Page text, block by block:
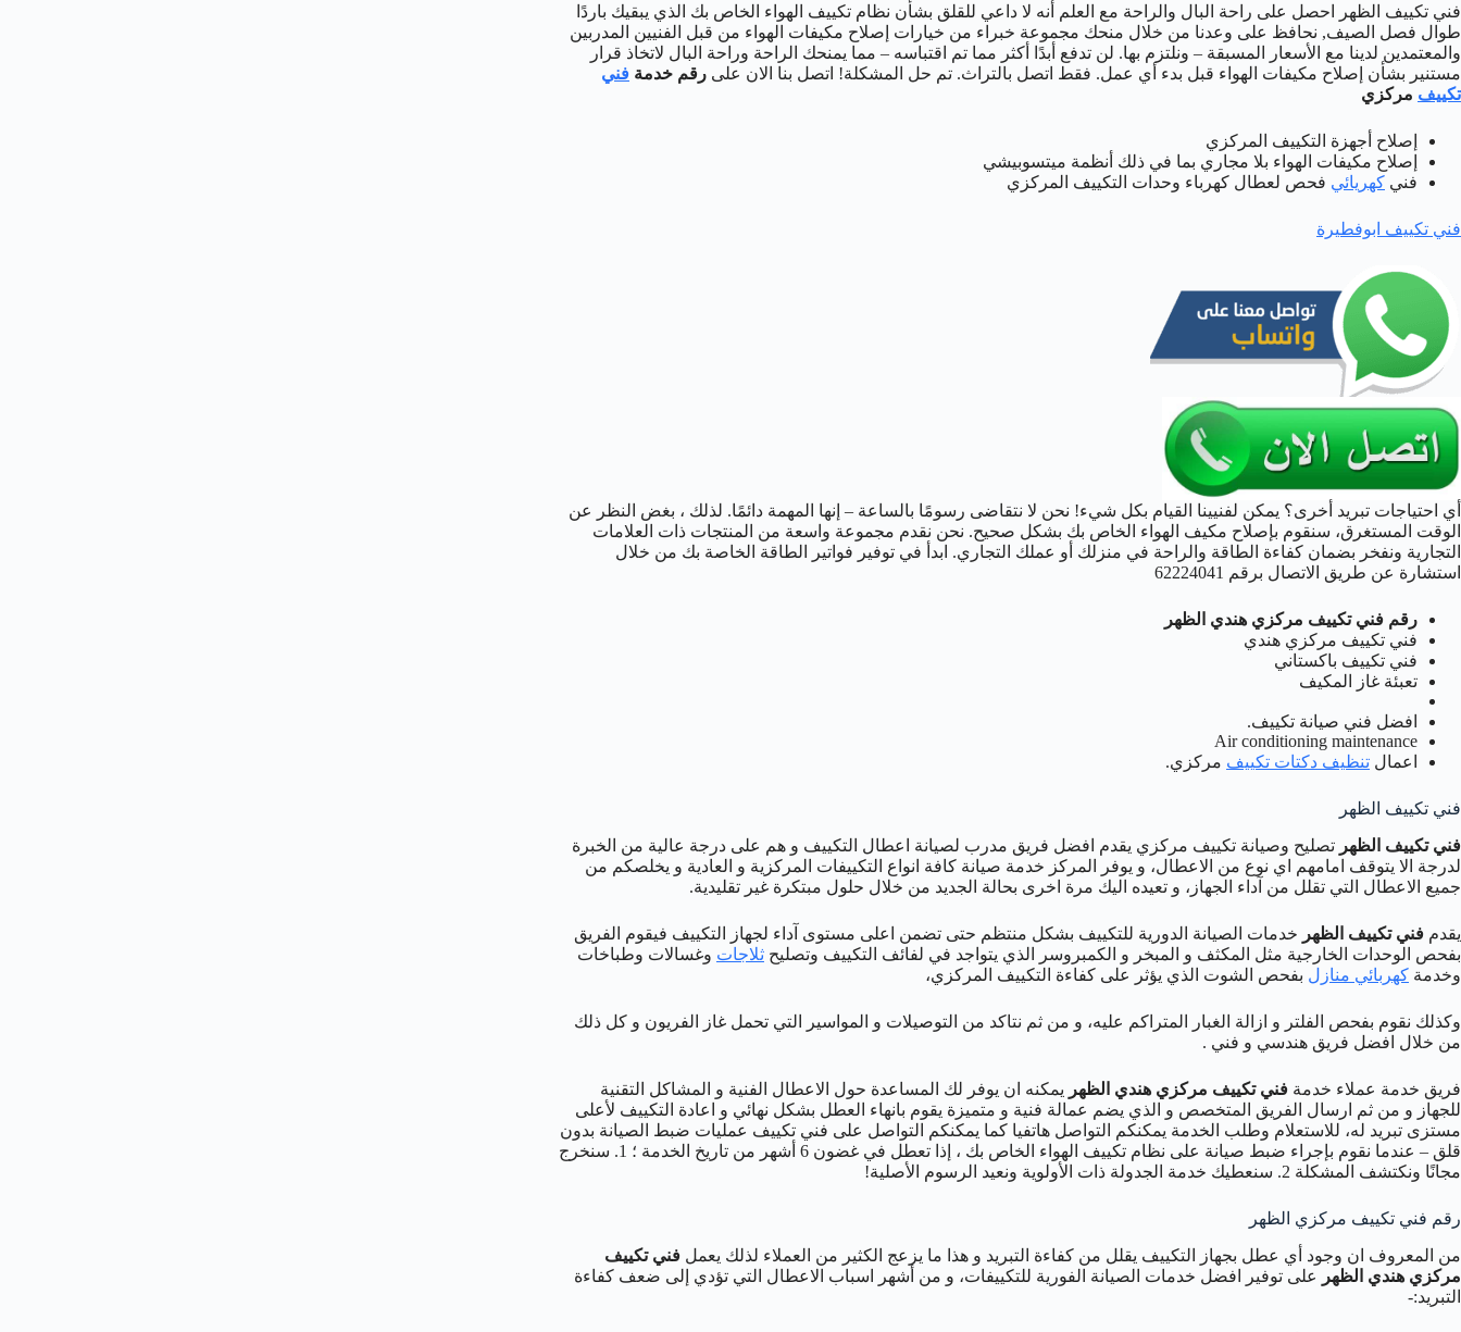
فني تكييف الظهر احصل على راحة البال والراحة مع العلم أنه لا داعي للقلق بشأن نظام تكييف الهواء الخاص بك الذي يبقيك باردًا
طوال فصل الصيف, نحافظ على وعدنا من خلال منحك مجموعة خبراء من خيارات إصلاح مكيفات الهواء من قبل الفنيين المدربين
والمعتمدين لدينا مع الأسعار المسبقة – ونلتزم بها. لن تدفع أبدًا أكثر مما تم اقتباسه – مما يمنحك الراحة وراحة البال لاتخاذ قرار
مستنير بشأن إصلاح مكيفات الهواء قبل بدء أي عمل. فقط اتصل بالتراث. تم حل المشكلة! اتصل بنا الان على رقم خدمة فني
تكييف مركزي
إصلاح أجهزة التكييف المركزي
إصلاح مكيفات الهواء بلا مجاري بما في ذلك أنظمة ميتسوبيشي
فني كهريائي فحص لعطال كهرباء وحدات التكييف المركزي
فني تكييف ابوفطيرة
أي احتياجات تبريد أخرى؟ يمكن لفنيينا القيام بكل شيء! نحن لا نتقاضى رسومًا بالساعة – إنها المهمة دائمًا. لذلك ، بغض النظر عن
الوقت المستغرق، سنقوم بإصلاح مكيف الهواء الخاص بك بشكل صحيح. نحن نقدم مجموعة واسعة من المنتجات ذات العلامات
التجارية ونفخر بضمان كفاءة الطاقة والراحة في منزلك أو عملك التجاري. ابدأ في توفير فواتير الطاقة الخاصة بك من خلال
استشارة عن طريق الاتصال برقم 62224041
رقم فني تكييف مركزي هندي الظهر
فني تكييف مركزي هندي
فني تكييف باكستاني
تعبئة غاز المكيف
افضل فني صيانة تكييف.
Air conditioning maintenance
اعمال تنظيف دكتات تكييف مركزي.
فني تكييف الظهر
فني تكييف الظهر تصليح وصيانة تكييف مركزي يقدم افضل فريق مدرب لصيانة اعطال التكييف و هم على درجة عالية من الخبرة
لدرجة الا يتوقف امامهم اي نوع من الاعطال، و يوفر المركز خدمة صيانة كافة انواع التكييفات المركزية و العادية و يخلصكم من
جميع الاعطال التي تقلل من آداء الجهاز، و تعيده اليك مرة اخرى بحالة الجديد من خلال حلول مبتكرة غير تقليدية.
يقدم فني تكييف الظهر خدمات الصيانة الدورية للتكييف بشكل منتظم حتى تضمن اعلى مستوى آداء لجهاز التكييف فيقوم الفريق
بفحص الوحدات الخارجية مثل المكثف و المبخر و الكمبروسر الذي يتواجد في لفائف التكييف وتصليح ثلاجات وغسالات وطباخات
وخدمة كهربائي منازل بفحص الشوت الذي يؤثر على كفاءة التكييف المركزي،
وكذلك نقوم بفحص الفلتر و ازالة الغبار المتراكم عليه، و من ثم نتاكد من التوصيلات و المواسير التي تحمل غاز الفريون و كل ذلك
من خلال افضل فريق هندسي و فني .
فريق خدمة عملاء خدمة فني تكييف مركزي هندي الظهر يمكنه ان يوفر لك المساعدة حول الاعطال الفنية و المشاكل التقنية
للجهاز و من ثم ارسال الفريق المتخصص و الذي يضم عمالة فنية و متميزة يقوم بانهاء العطل بشكل نهائي و اعادة التكييف لأعلى
مستزى تبريد له، للاستعلام وطلب الخدمة يمكنكم التواصل هاتفيا كما يمكنكم التواصل على فني تكييف عمليات ضبط الصيانة بدون
قلق – عندما نقوم بإجراء ضبط صيانة على نظام تكييف الهواء الخاص بك ، إذا تعطل في غضون 6 أشهر من تاريخ الخدمة ؛ 1. سنخرج
مجانًا ونكتشف المشكلة 2. سنعطيك خدمة الجدولة ذات الأولوية ونعيد الرسوم الأصلية!
رقم فني تكييف مركزي الظهر
من المعروف ان وجود أي عطل بجهاز التكييف يقلل من كفاءة التبريد و هذا ما يزعج الكثير من العملاء لذلك يعمل فني تكييف
مركزي هندي الظهر
على توفير افضل خدمات الصيانة الفورية للتكييفات، و من أشهر اسباب الاعطال التي تؤدي إلى ضعف كفاءة
التبريد:-